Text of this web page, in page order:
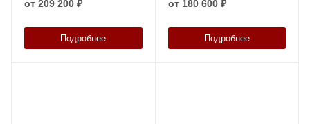
от 209 200 ₽
Подробнее
от 180 600 ₽
Подробнее